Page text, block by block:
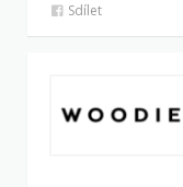
Sdílet